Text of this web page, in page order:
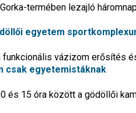
termében lezajló
egyetem
vázizom erősítés
csak egyetemistáknak
és 15 óra között a gödöllői